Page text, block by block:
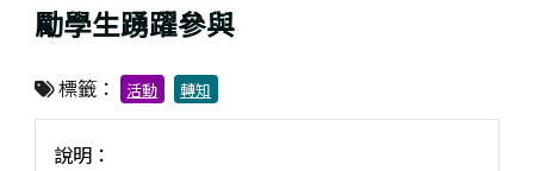
勵學生踴躍參與
標籤： 活動 轉知
說明：